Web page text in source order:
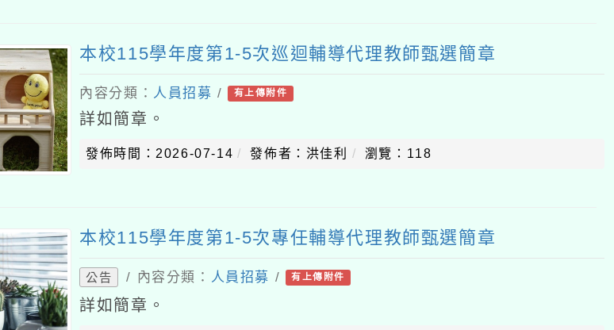
本校115學年度第1-5次巡迴輔導代理教師甄選簡章
內容分類： 人員招募 / 有上傳附件
詳如簡章。
發佈時間：2026-07-14 發佈者：洪佳利 瀏覽：118
本校115學年度第1-5次專任輔導代理教師甄選簡章
公告 / 內容分類： 人員招募 / 有上傳附件
詳如簡章。